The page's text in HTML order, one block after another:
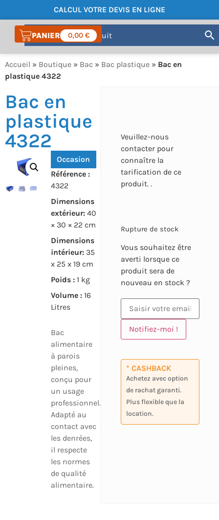
CALCUL VOTRE DEVIS EN LIGNE
COMPTE 0,00 €
Accueil » Boutique » Bac » Bac plastique » Bac en
plastique 4322
Bac en
plastique
4322
Occasion
Référence :
4322
Dimensions
extérieur:40
× 30 × 22 cm
Dimensions
intérieur:35
x 25 x 19 cm
Poids :1 kg
Volume :16
Litres
Bac
alimentaire
à parois
pleines,
conçu pour
un usage
professionnel.
Adapté au
contact avec
les denrées,
il respecte
les normes
de qualité
alimentaire.
Veuillez-nous
contacter pour
connaître la
tarification de ce
produit. .
Rupture de stock
Vous souhaitez être
averti lorsque ce
produit sera de
nouveau en stock ?
Notifiez-moi !
* CASHBACK
Achetez avec option
de rachat garanti.
Plus flexible que la
location.